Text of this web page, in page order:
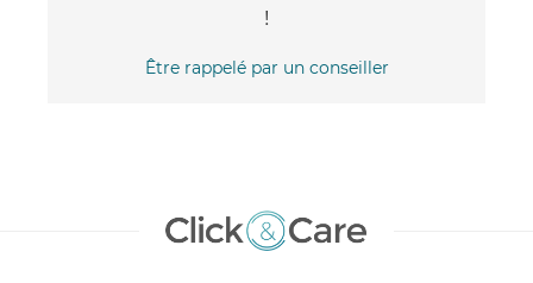
!
Être rappelé par un conseiller